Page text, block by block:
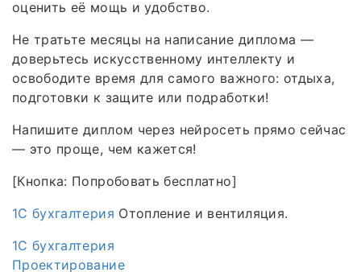
оценить её мощь и удобство.
Не тратьте месяцы на написание диплома —
доверьтесь искусственному интеллекту и
освободите время для самого важного: отдыха,
подготовки к защите или подработки!
Напишите диплом через нейросеть прямо сейчас
— это проще, чем кажется!
[Кнопка: Попробовать бесплатно]
1C бухгалтерия Отопление и вентиляция.
1C бухгалтерия
Проектирование